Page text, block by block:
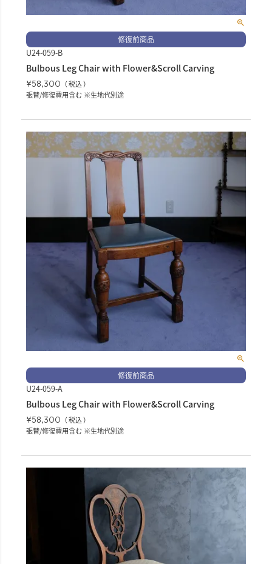
修復前商品
U24-059-B
Bulbous Leg Chair with Flower&Scroll Carving
¥58,300
税込
張替/修復費用含む ※生地代別途
修復前商品
U24-059-A
Bulbous Leg Chair with Flower&Scroll Carving
¥58,300
税込
張替/修復費用含む ※生地代別途